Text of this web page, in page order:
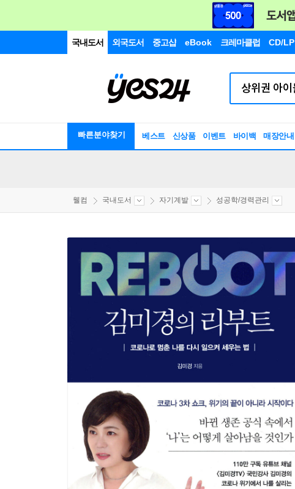
국내도서 외국도서 중고샵 eBook 크레마클럽 CD/LP
빠른분야찾기 베스트 신상품 이벤트 바이백 매장안내
웰컴 국내도서 자기계발 성공학/경력관리